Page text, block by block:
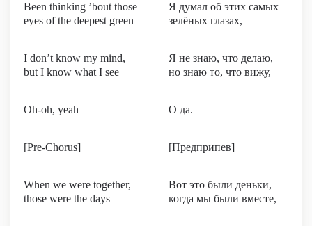
Been thinking ’bout those
eyes of the deepest green
Я думал об этих самых
зелёных глазах,
I don’t know my mind,
but I know what I see
Я не знаю, что делаю,
но знаю то, что вижу,
Oh-oh, yeah О да.
[Pre-Chorus] [Предприпев]
When we were together,
those were the days
Вот это были деньки,
когда мы были вместе,